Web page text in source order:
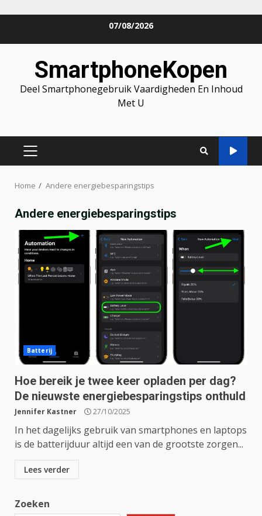
07/08/2026
SmartphoneKopen
Deel Smartphonegebruik Vaardigheden En Inhoud
Met U
PRIMARY
Home Andere energiebesparingstips
Andere energiebesparingstips
Batterij
Hoe bereik je twee keer opladen per dag?
De nieuwste energiebesparingstips onthuld
Jennifer Kastner 27/10/2025
In het dagelijks gebruik van smartphones en laptops
is de batterijduur altijd een van de grootste zorgen...
Lees verder
Zoeken